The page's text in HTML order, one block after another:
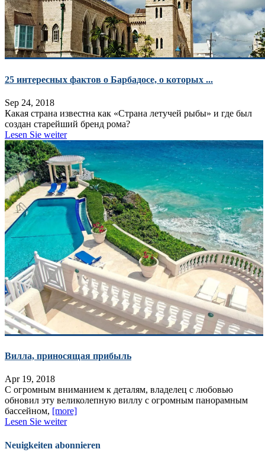
25 интересных фактов о Барбадосе, о которых ...
Sep 24, 2018
Какая страна известна как «Страна летучей рыбы» и где был
создан старейший бренд рома?
Lesen Sie weiter
Вилла, приносящая прибыль
Apr 19, 2018
С огромным вниманием к деталям, владелец с любовью
обновил эту великолепную виллу с огромным панорамным
бассейном, [more]
Lesen Sie weiter
Neuigkeiten abonnieren